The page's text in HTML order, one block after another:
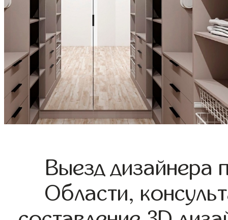
Выезд дизайнера
Области,